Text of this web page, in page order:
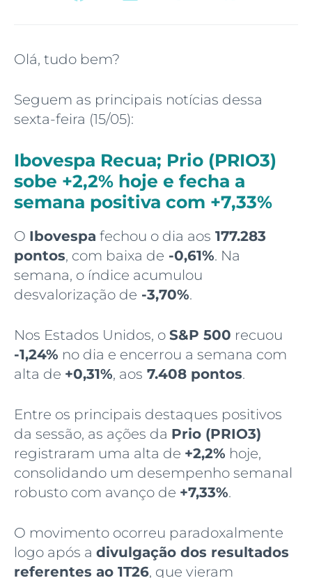
Olá, tudo bem?
Seguem as principais notícias dessa
sexta-feira (15/05):
Ibovespa Recua; Prio (PRIO3)
sobe +2,2% hoje e fecha a
semana positiva com +7,33%
O Ibovespa fechou o dia aos 177.283
pontos, com baixa de -0,61%. Na
semana, o índice acumulou
desvalorização de -3,70%.
Nos Estados Unidos, o S&P 500 recuou
-1,24% no dia e encerrou a semana com
alta de +0,31%, aos 7.408 pontos.
Entre os principais destaques positivos
da sessão, as ações da Prio (PRIO3)
registraram uma alta de +2,2% hoje,
consolidando um desempenho semanal
robusto com avanço de +7,33%.
O movimento ocorreu paradoxalmente
logo após a divulgação dos resultados
referentes ao 1T26, que vieram